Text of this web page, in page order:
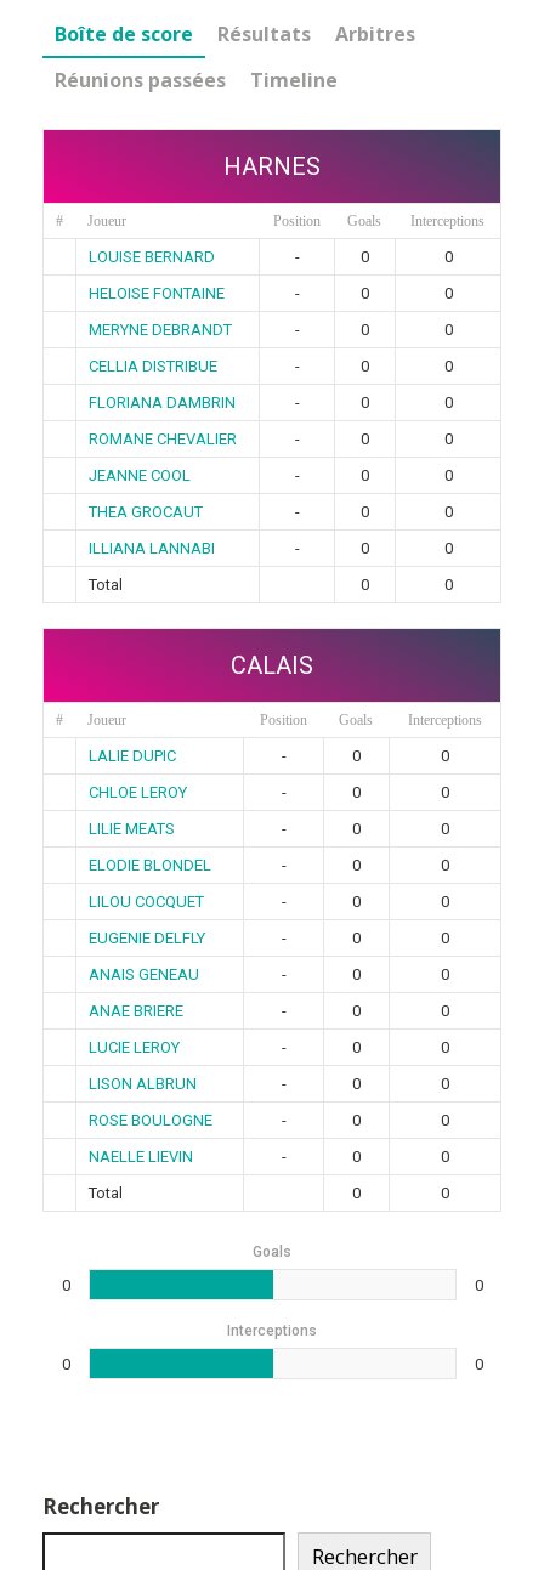
Boîte de score Résultats
Arbitres
Réunions passées
Timeline
HARNES
# Joueur Position Goals Interceptions
LOUISE BERNARD - 0
0
HELOISE FONTAINE
- 0
0
MERYNE DEBRANDT
- 0
0
CELLIA DISTRIBUE
- 0
0
FLORIANA DAMBRIN
- 0
0
ROMANE CHEVALIER
- 0
0
JEANNE COOL
- 0
0
THEA GROCAUT
- 0
0
ILLIANA LANNABI
- 0
0
Total
0 0
CALAIS
# Joueur Position Goals Interceptions
LALIE DUPIC - 0
0
CHLOE LEROY
- 0
0
LILIE MEATS
- 0
0
ELODIE BLONDEL
- 0
0
LILOU COCQUET
- 0
0
EUGENIE DELFLY
- 0
0
ANAIS GENEAU
- 0
0
ANAE BRIERE
- 0
0
LUCIE LEROY
- 0
0
LISON ALBRUN
- 0
0
ROSE BOULOGNE
- 0
0
NAELLE LIEVIN
- 0
0
Total
0 0
Goals
0 0
Interceptions
0 0
Rechercher
Rechercher